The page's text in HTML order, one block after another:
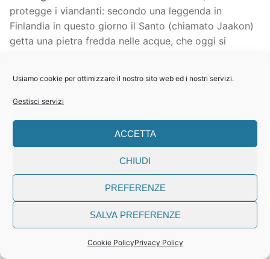
Usiamo cookie per ottimizzare il nostro sito web ed i nostri servizi.
Gestisci servizi
ACCETTA
CHIUDI
PREFERENZE
SALVA PREFERENZE
Cookie PolicyPrivacy Policy
protegge i viandanti: secondo una leggenda in
Finlandia in questo giorno il Santo (chiamato Jaakon)
getta una pietra fredda nelle acque, che oggi si
moreniche: a Calino di Gargnano esiste una chiesa a
lui dedicata, considerata una delle più antiche del lago
locale). Inoltre una tradizione del Garda veronese
riguarda il giorno del 25 luglio, quando si festeggia
San Giacomo, perché era uso fra la gente della
sponda veronese spostarsi su quella bresciana al
mercato proprio di Calino di Gargnano per acquistare
delle particolari cipolle con cui preparare il “sisam”.
Ecco la ricetta come il sisam viene descritto da
cipolla, si immettono le alborelle e si rosolano fino al